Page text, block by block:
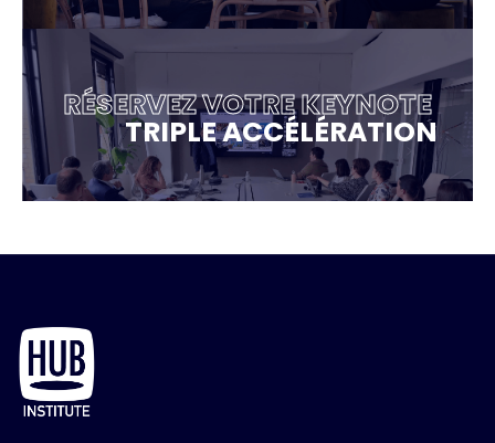
RÉSERVEZ VOTRE KEYNOTE
TRIPLE ACCÉLÉRATION